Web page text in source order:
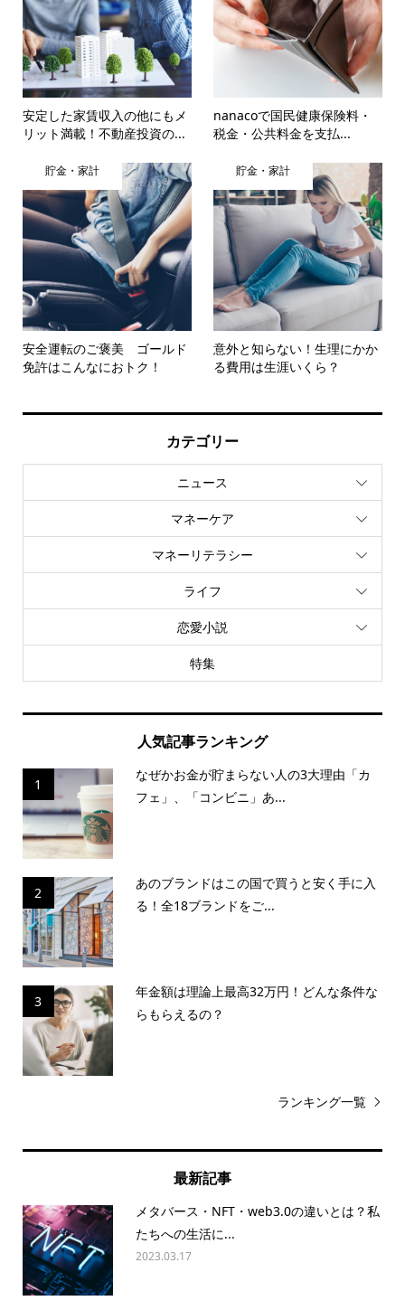
安定した家賃収入の他にもメ
リット満載！不動産投資の...
nanacoで国民健康保険料・
税金・公共料金を支払...
貯金・家計
安全運転のご褒美 ゴールド
免許はこんなにおトク！
貯金・家計
意外と知らない！生理にかか
る費用は生涯いくら？
カテゴリー
ニュース
マネーケア
マネーリテラシー
ライフ
恋愛小説
特集
人気記事ランキング
1
なぜかお金が貯まらない人の3大理由「カ
フェ」、「コンビニ」あ...
2
あのブランドはこの国で買うと安く手に入
る！全18ブランドをご...
3
年金額は理論上最高32万円！どんな条件な
らもらえるの？
ランキング一覧
最新記事
メタバース・NFT・web3.0の違いとは？私
たちへの生活に...
2023.03.17